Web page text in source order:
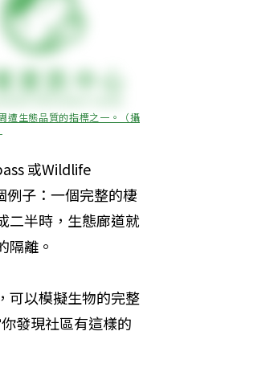
遭生態品質的指標之一。（攝
或Wildlife
例子：一個完整的棲
二半時，生態廊道就
隔離。
可以模擬生物的完整
發現社區有這樣的